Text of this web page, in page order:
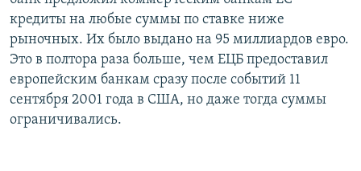
кредиты на любые суммы по ставке ниже
рыночных. Их было выдано на 95 миллиардов евро.
Это в полтора раза больше, чем ЕЦБ предоставил
европейским банкам сразу после событий 11
сентября 2001 года в США, но даже тогда суммы
ограничивались.